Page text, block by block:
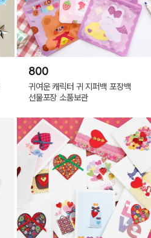
800
귀여운 캐릭터 귀 지퍼백 포장백
선물포장 소품보관